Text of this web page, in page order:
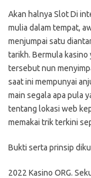
Akan halnya Slot Di
mulia dalam tempat,
menjumpai satu
tarikh. Bermula kasino
tersebut nun
saat ini mempunyai
main segala apa pula
tentang lokasi web
memakai trik terkini
Bukti serta prinsip
2022 Kasino ORG.